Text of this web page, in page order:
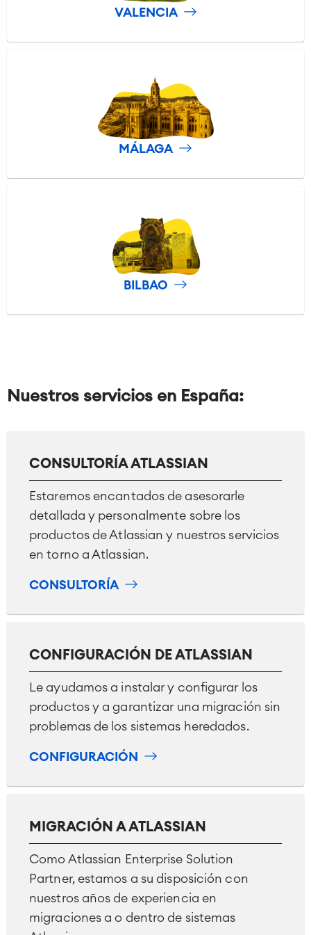
Agile & DevOps
VALENCIA
MÁLAGA
BILBAO
Nuestros servicios en España:
CONSULTORÍA ATLASSIAN
Estaremos encantados de asesorarle
detallada y personalmente sobre los
productos de Atlassian y nuestros servicios
en torno a Atlassian.
CONSULTORÍA
CONFIGURACIÓN DE ATLASSIAN
Le ayudamos a instalar y configurar los
productos y a garantizar una migración sin
problemas de los sistemas heredados.
CONFIGURACIÓN
MIGRACIÓN A ATLASSIAN
Como Atlassian Enterprise Solution
Partner, estamos a su disposición con
nuestros años de experiencia en
migraciones a o dentro de sistemas